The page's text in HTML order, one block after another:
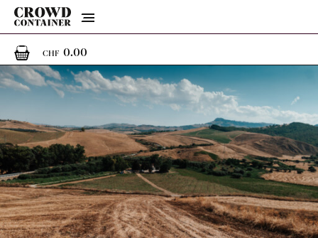
Menu
CHF 0.000 Artikel im Warenkorb